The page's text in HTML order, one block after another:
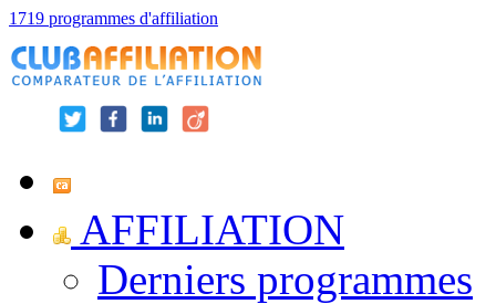
1719 programmes d'affiliation
AFFILIATION
Derniers programmes